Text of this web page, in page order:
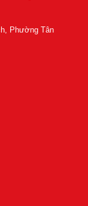
Phường Tân